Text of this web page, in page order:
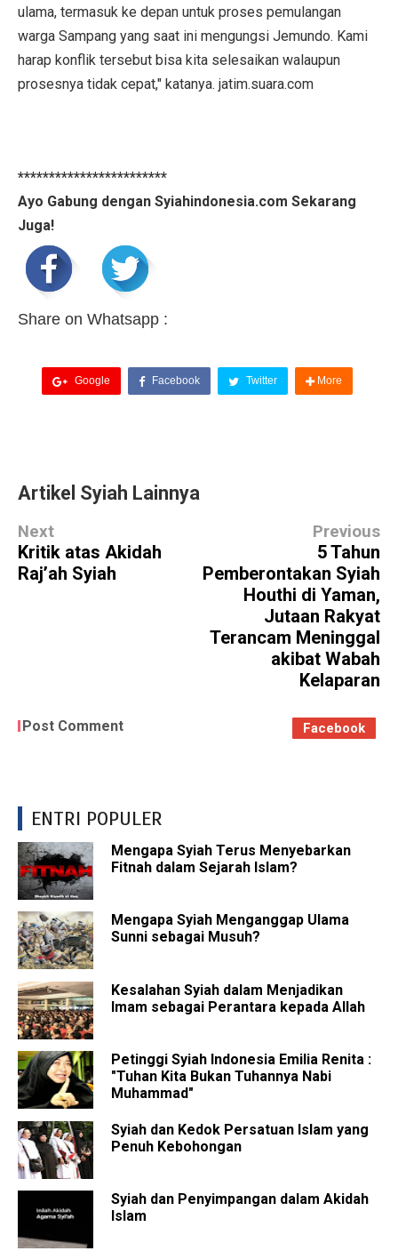
ulama, termasuk ke depan untuk proses pemulangan
warga Sampang yang saat ini mengungsi Jemundo. Kami
harap konflik tersebut bisa kita selesaikan walaupun
prosesnya tidak cepat," katanya. jatim.suara.com
************************
Ayo Gabung dengan Syiahindonesia.com Sekarang
Juga!
Share on Whatsapp :
Google Facebook Twitter More
Artikel Syiah Lainnya
Next
Kritik atas Akidah
Raj’ah Syiah
Previous
5 Tahun
Pemberontakan Syiah
Houthi di Yaman,
Jutaan Rakyat
Terancam Meninggal
akibat Wabah
Kelaparan
Post Comment Facebook
ENTRI POPULER
Mengapa Syiah Terus Menyebarkan
Fitnah dalam Sejarah Islam?
Mengapa Syiah Menganggap Ulama
Sunni sebagai Musuh?
Kesalahan Syiah dalam Menjadikan
Imam sebagai Perantara kepada Allah
Petinggi Syiah Indonesia Emilia Renita :
"Tuhan Kita Bukan Tuhannya Nabi
Muhammad"
Syiah dan Kedok Persatuan Islam yang
Penuh Kebohongan
Syiah dan Penyimpangan dalam Akidah
Islam